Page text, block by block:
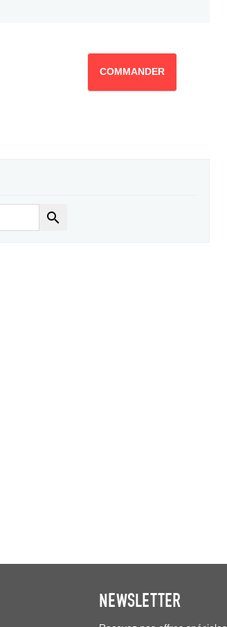
COMMANDER

NEWSLETTER